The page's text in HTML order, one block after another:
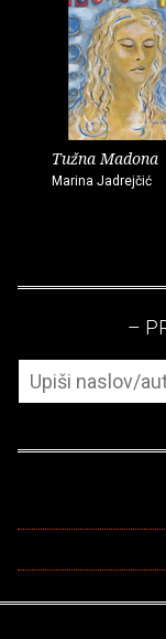
Tužna Madona
Marina Jadrejčić
–